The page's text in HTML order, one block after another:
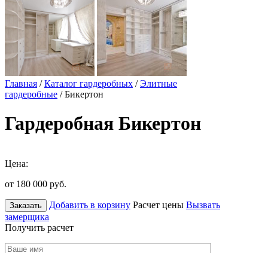
Главная /Каталог гардеробных /Элитные
гардеробные / Бикертон
Гардеробная Бикертон
Цена:
от 180 000 руб.
Заказать Добавить в корзину Расчет цены Вызвать
замерщика
Получить расчет